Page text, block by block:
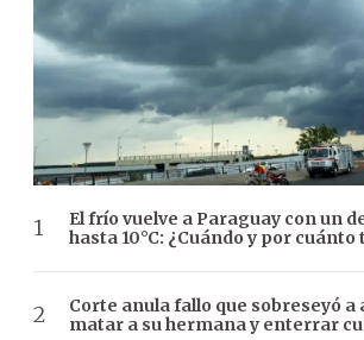
El frío vuelve a Paraguay con un
hasta 10°C: ¿Cuándo y por cuánto
Corte anula fallo que sobreseyó a
matar a su hermana y enterrar